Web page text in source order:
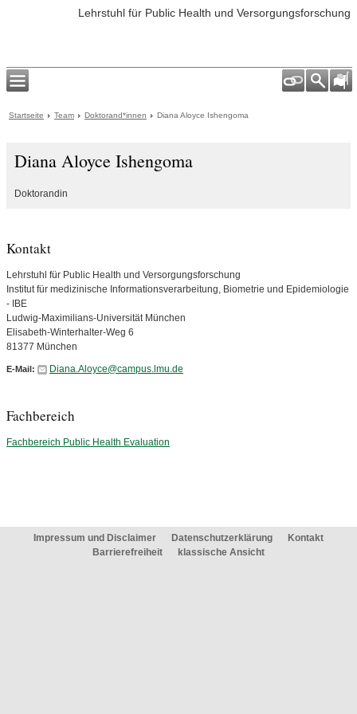
Lehrstuhl für Public Health und Versorgungsforschung
Startseite Team Doktorand*innen Diana Aloyce Ishengoma
Diana Aloyce Ishengoma
Doktorandin
Kontakt
Lehrstuhl für Public Health und Versorgungsforschung
Institut für medizinische Informationsverarbeitung, Biometrie und Epidemiologie
- IBE
Ludwig-Maximilians-Universität München
Elisabeth-Winterhalter-Weg 6
81377 München
E-Mail: Diana.Aloyce@campus.lmu.de
Fachbereich
Fachbereich Public Health Evaluation
Impressum und Disclaimer Datenschutzerklärung
Kontakt
Barrierefreiheit
klassische Ansicht